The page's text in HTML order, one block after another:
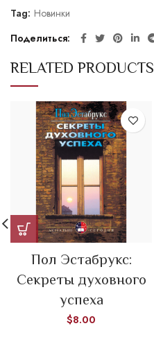
Tag: Новинки
Поделиться
RELATED PRODUCTS
Пол Эстабрукс:
Секреты духовного
успеха
$8.00